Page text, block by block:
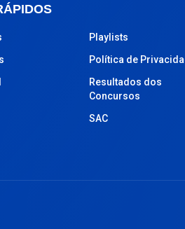
Playlists
Política de
Resultados dos
Concursos
SAC